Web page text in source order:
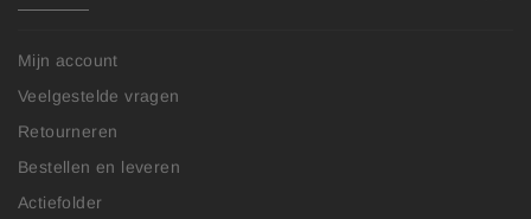
Mijn account
Veelgestelde vragen
Retourneren
Bestellen en leveren
Actiefolder